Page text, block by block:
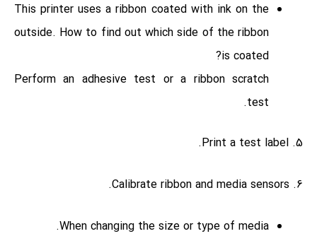
This printer uses a ribbon coated with ink on the
outside. How to find out which side of the ribbon
is coated?
Perform an adhesive test or a ribbon scratch
test.
5. Print a test label.
6. Calibrate ribbon and media sensors.
When changing the size or type of media.